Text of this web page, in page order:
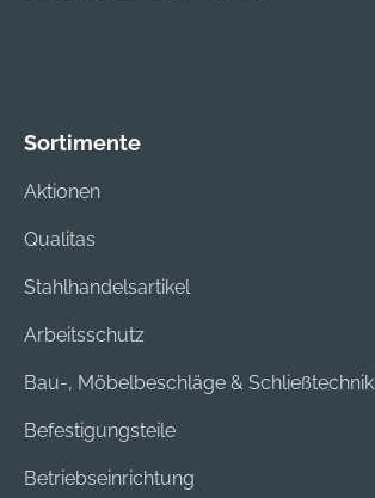
Sortimente
Aktionen
Qualitas
Stahlhandelsartikel
Arbeitsschutz
Bau-, Möbelbeschläge & Schließtechnik
Befestigungsteile
Betriebseinrichtung